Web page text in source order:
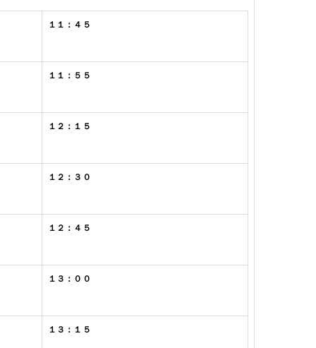
１１：４５
１１：５５
１２：１５
１２：３０
１２：４５
１３：００
１３：１５